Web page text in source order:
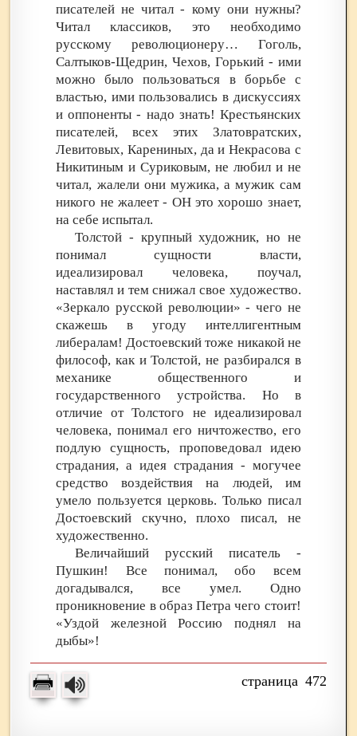
писателей не читал - кому они нужны?
Читал классиков, это необходимо
русскому революционеру… Гоголь,
Салтыков-Щедрин, Чехов, Горький - ими
можно было пользоваться в борьбе с
властью, ими пользовались в дискуссиях
и оппоненты - надо знать! Крестьянских
писателей, всех этих Златовратских,
Левитовых, Карениных, да и Некрасова с
Никитиным и Суриковым, не любил и не
читал, жалели они мужика, а мужик сам
никого не жалеет - ОН это хорошо знает,
на себе испытал.
Толстой - крупный художник, но не
понимал сущности власти,
идеализировал человека, поучал,
наставлял и тем снижал свое художество.
«Зеркало русской революции» - чего не
скажешь в угоду интеллигентным
либералам! Достоевский тоже никакой не
философ, как и Толстой, не разбирался в
механике общественного и
государственного устройства. Но в
отличие от Толстого не идеализировал
человека, понимал его ничтожество, его
подлую сущность, проповедовал идею
страдания, а идея страдания - могучее
средство воздействия на людей, им
умело пользуется церковь. Только писал
Достоевский скучно, плохо писал, не
художественно.
Величайший русский писатель -
Пушкин! Все понимал, обо всем
догадывался, все умел. Одно
проникновение в образ Петра чего стоит!
«Уздой железной Россию поднял на
дыбы»!
472